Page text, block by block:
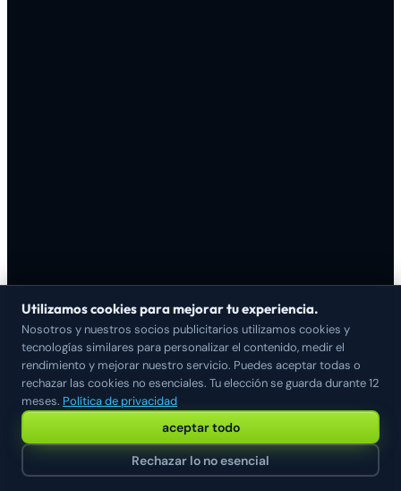
Utilizamos cookies para mejorar tu experiencia.
Nosotros y nuestros socios publicitarios utilizamos cookies y
tecnologías similares para personalizar el contenido, medir el
rendimiento y mejorar nuestro servicio. Puedes aceptar todas o
rechazar las cookies no esenciales. Tu elección se guarda durante 12
meses. Política de privacidad
aceptar todo
Rechazar lo no esencial